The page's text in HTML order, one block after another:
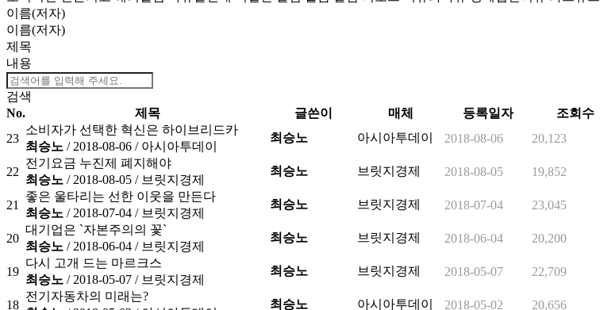
이름(저자)
이름(저자)
제목
내용
검색
No.
제목 글쓴이 매체 등록일자
조회수
23
소비자가 선택한 혁신은 하이브리드카
최승노 / 2018-08-06 / 아시아투데이
최승노 아시아투데이 2018-08-06 20,123
22
전기요금 누진제 폐지해야
최승노 / 2018-08-05 / 브릿지경제
최승노 브릿지경제 2018-08-05 19,852
21
좋은 울타리는 선한 이웃을 만든다
최승노 / 2018-07-04 / 브릿지경제
최승노 브릿지경제 2018-07-04 23,045
20
대기업은 `자본주의의 꽃`
최승노 / 2018-06-04 / 브릿지경제
최승노 브릿지경제 2018-06-04 20,200
19
다시 고개 드는 마르크스
최승노 / 2018-05-07 / 브릿지경제
최승노 브릿지경제 2018-05-07 22,709
18
전기자동차의 미래는?
최승노 아시아투데이 2018-05-02 20,656